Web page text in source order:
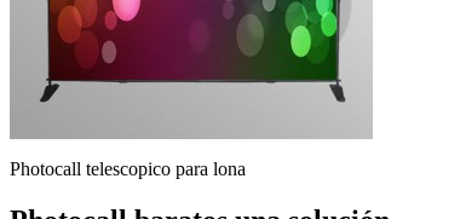
Photocall telescopico para lona